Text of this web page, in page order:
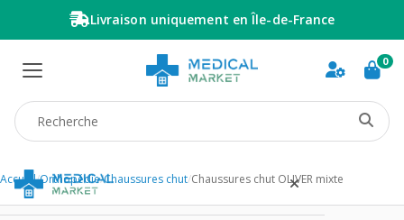
Livraison uniquement en Île-de-France
Recherche produit
0
Accueil/Orthopédie/Chaussures chut/Chaussures chut OLIVER mixte